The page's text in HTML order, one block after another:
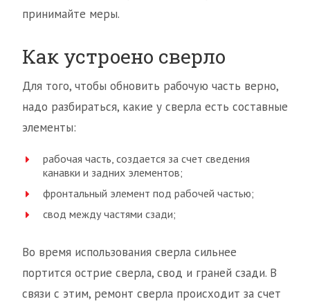
принимайте меры.
Как устроено сверло
Для того, чтобы обновить рабочую часть верно,
надо разбираться, какие у сверла есть составные
элементы:
рабочая часть, создается за счет сведения
канавки и задних элементов;
фронтальный элемент под рабочей частью;
свод между частями сзади;
Во время использования сверла сильнее
портится острие сверла, свод и граней сзади. В
связи с этим, ремонт сверла происходит за счет